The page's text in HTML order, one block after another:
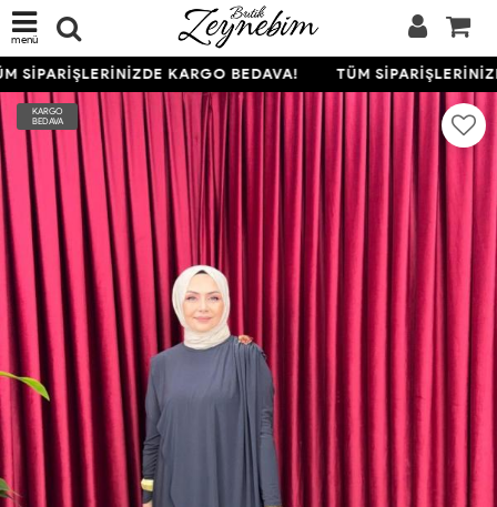
menü
SİPARİŞLERİNİZDE KARGO BEDAVA! TÜM
KARGO
BEDAVA